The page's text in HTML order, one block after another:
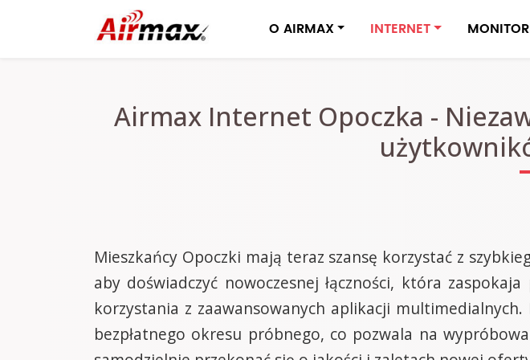
O AIRMAX INTERNET
Airmax Internet Opoczka -
Mieszkańcy Opoczki mają teraz szansę korzystać z
aby doświadczyć nowoczesnej łączności, która
korzystania z zaawansowanych aplikacji
bezpłatnego okresu próbnego, co pozwala na